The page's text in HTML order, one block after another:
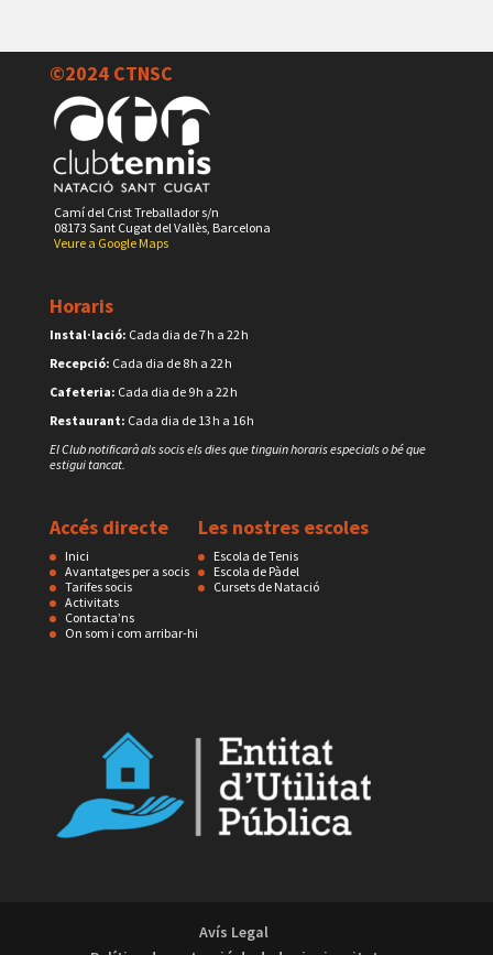
©2024 CTNSC
Camí del Crist Treballador s/n
08173 Sant Cugat del Vallès, Barcelona
Veure a Google Maps
Horaris
Instal·lació: Cada dia de 7 h a 22 h
Recepció: Cada dia de 8 h a 22 h
Cafeteria: Cada dia de 9 h a 22 h
Restaurant: Cada dia de 13 h a 16 h
El Club notificarà als socis els dies que tinguin horaris especials o bé que
estigui tancat.
Accés directe
Inici
Avantatges per a socis
Tarifes socis
Activitats
Contacta’ns
On som i com arribar-hi
Les nostres escoles
Escola de Tenis
Escola de Pàdel
Cursets de Natació
Avís Legal